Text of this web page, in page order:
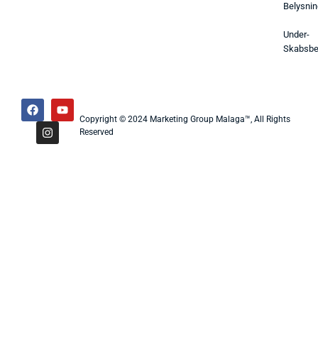
Under-
Copyright © 2024 Marketing Group Malaga™, All Rights
Reserved